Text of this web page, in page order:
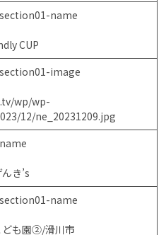
name
CUP
image
wp/wp-
12/ne_20231209.jpg
き’s
name
ども園②/滑川市